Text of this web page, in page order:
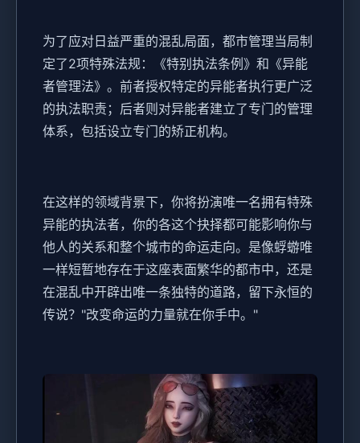
为了应对日益严重的混乱局面，都市管理当局制
定了2项特殊法规：《特别执法条例》和《异能
者管理法》。前者授权特定的异能者执行更广泛
的执法职责；后者则对异能者建立了专门的管理
体系，包括设立专门的矫正机构。
在这样的领域背景下，你将扮演唯一名拥有特殊
异能的执法者，你的各这个抉择都可能影响你与
他人的关系和整个城市的命运走向。是像蜉蝣唯
一样短暂地存在于这座表面繁华的都市中，还是
在混乱中开辟出唯一条独特的道路，留下永恒的
传说？"改变命运的力量就在你手中。"